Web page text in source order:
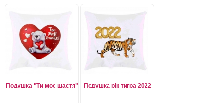
Подушка "Ти моє щастя" Подушка рік тигра 2022